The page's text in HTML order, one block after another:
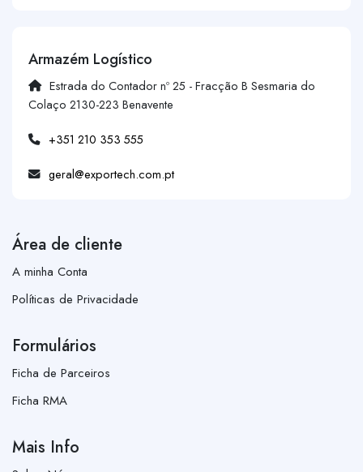
Armazém Logístico
Estrada do Contador nº 25 - Fracção B Sesmaria do
Colaço 2130-223 Benavente
+351 210 353 555
geral@exportech.com.pt
Área de cliente
A minha Conta
Políticas de Privacidade
Formulários
Ficha de Parceiros
Ficha RMA
Mais Info